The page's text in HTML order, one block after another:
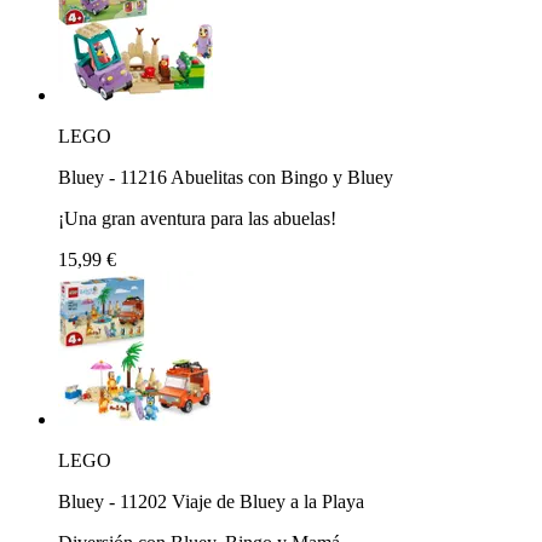
LEGO
Bluey - 11216 Abuelitas con Bingo y Bluey
¡Una gran aventura para las abuelas!
15,99 €
LEGO
Bluey - 11202 Viaje de Bluey a la Playa